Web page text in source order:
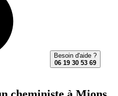
Besoin d'aide ?
06 19 30 53 69